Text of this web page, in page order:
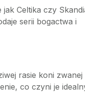
Celtika czy
serii bogactwa i
rasie koni zwanej
co czyni je